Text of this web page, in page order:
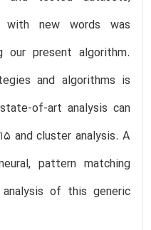
new words was
present algorithm.
and algorithms is
of-art analysis can
and cluster analysis. A
pattern matching
of this generic